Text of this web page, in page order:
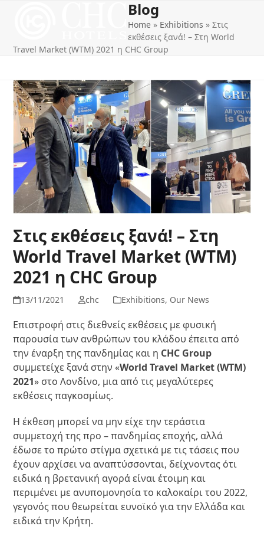
menu
menu
Blog
Home » Exhibitions »Στις
εκθέσεις ξανά! – Στη World
Travel Market (WTM) 2021 η CHC Group
Στις εκθέσεις ξανά! – Στη
World Travel Market (WTM)
2021 η CHC Group
13/11/2021 chc Exhibitions, Our News
Επιστροφή στις διεθνείς εκθέσεις με φυσική
παρουσία των ανθρώπων του κλάδου έπειτα από
την έναρξη της πανδημίας και η CHC Group
συμμετείχε ξανά στην «World Travel Market (WTM)
2021» στο Λονδίνο, μια από τις μεγαλύτερες
εκθέσεις παγκοσμίως.
Η έκθεση μπορεί να μην είχε την τεράστια
συμμετοχή της προ – πανδημίας εποχής, αλλά
έδωσε το πρώτο στίγμα σχετικά με τις τάσεις που
έχουν αρχίσει να αναπτύσσονται, δείχνοντας ότι
ειδικά η βρετανική αγορά είναι έτοιμη και
περιμένει με ανυπομονησία το καλοκαίρι του 2022,
γεγονός που θεωρείται ευνοϊκό για την Ελλάδα και
ειδικά την Κρήτη.